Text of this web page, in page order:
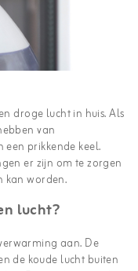
droge lucht in huis. Als
van
prikkende keel.
er zijn om te zorgen
kan worden.
lucht?
aan. De
de koude lucht buiten